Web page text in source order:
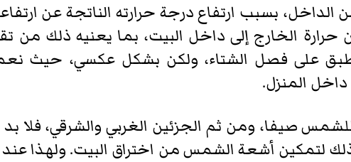
بسبب ارتفاع درجة حرارته الناتجة عن
الخارج إلى داخل البيت، بما يعنيه ذلك من
على فصل الشتاء، ولكن بشكل عكسي، حيث
المنزل.
صيفا، ومن ثم الجزئين الغربي والشرقي، فلا
لتمكين أشعة الشمس من اختراق البيت. ولهذا عند